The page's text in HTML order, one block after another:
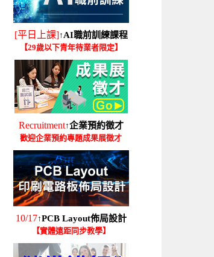
[平日上課]↑ AI職前訓練課程
【29歲以下青年待業者限定】
Recruitment↑企業預約徵才
歡迎企業預約專題成果展徵才
10/17↑PCB Layout佈局設計
【實體遠距同步教學】